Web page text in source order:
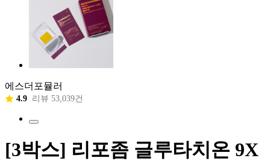
에스더포뮬러
4.9 리뷰 53,039건
[3박스] 리포좀 글루타치온 9X